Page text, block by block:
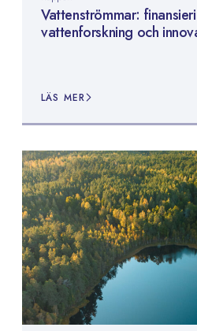
Vattenströmmar:
vattenforskning och
LÄS MER